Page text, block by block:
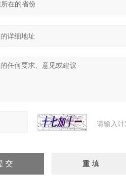
请输入